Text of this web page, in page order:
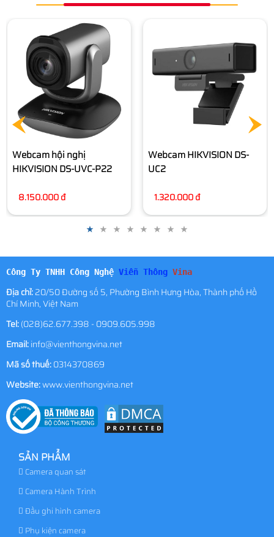
Webcam HIKVISION DS-
UC2
1.320.000 đ
HIKVISION DS-UL2
1.940.000 đ
Công Ty TNHH Công Nghệ Viễn Thông Vina
Địa chỉ:20/50 Đường số 5, Phường Bình Hưng Hòa, Thành phố Hồ
Chí Minh, Việt Nam
Tel:(028)62.677.398 - 0909.605.998
Email:info@vienthongvina.net
Mã số thuế:0314370869
Website:www.vienthongvina.net
SẢN PHẨM
Camera quan sát
Camera Hành Trình
Đầu ghi hình camera
Phụ kiện camera